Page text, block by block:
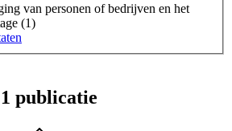
van personen of bedrijven en het
(1)
publicatie